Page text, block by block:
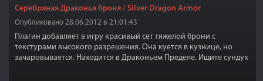
Серебряная Драконья броня / Silver Dragon Armor
Опубликовано 28.06.2012 в 21:01:43
Плагин добавляет в игру красивый сет тяжелой брони с
текстурами высокого разрешения. Она куется в кузнице, но
зачаровывается. Находится в Драконьем Пределе. Ищите сундук